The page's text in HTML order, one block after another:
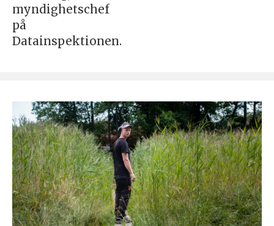
myndighetschef
på
Datainspektionen.